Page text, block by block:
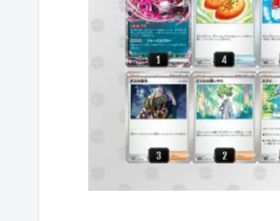
ヤドキング
ヤドキング
オーガポンバレット
ブースターex
メガドリュウズex